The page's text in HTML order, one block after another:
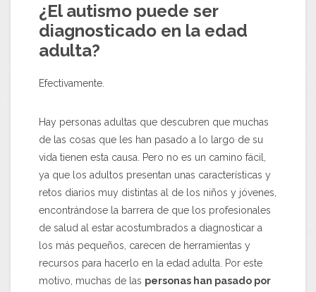
¿Elautismo puede ser
diagnosticado en la edad
adulta?
Efectivamente.
Hay personas adultas que descubren que muchas
de las cosas que les han pasado a lo largo de su
vida tienen esta causa. Pero no es un camino fácil,
ya que los adultos presentan unas características y
retos diarios muy distintas al de los niños y jóvenes,
encontrándose la barrera de que los profesionales
de salud al estar acostumbrados a diagnosticar a
los más pequeños, carecen de herramientas y
recursos para hacerlo en la edad adulta. Por este
motivo, muchas de las personas han pasado por